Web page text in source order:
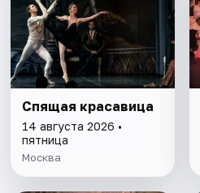
Спящая красавица
14 августа 2026 •
пятница
Москва